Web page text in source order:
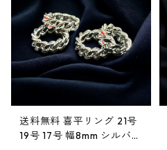
送料無料 喜平リング 21号
19号 17号 幅8mm シルバー